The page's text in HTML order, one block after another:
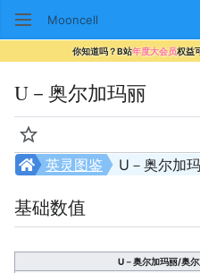
Mooncell
你知道吗？B站年度大会员权益
U－奥尔加玛丽
监视
U－奥尔加
英灵图鉴
基础数值
U－奥尔加玛丽/奥